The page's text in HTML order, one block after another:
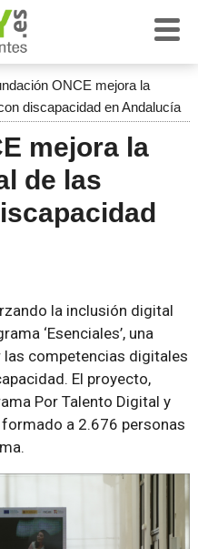
ONCE mejora la
discapacidad en Andalucía
mejora la
de las
la inclusión digital
‘Esenciales’, una
competencias digitales
El proyecto,
Por Talento Digital y
formado a 2.676 personas